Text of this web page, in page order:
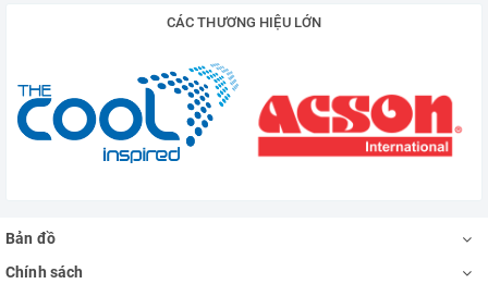
CÁC THƯƠNG HIỆU LỚN
Bản đồ
Chính sách